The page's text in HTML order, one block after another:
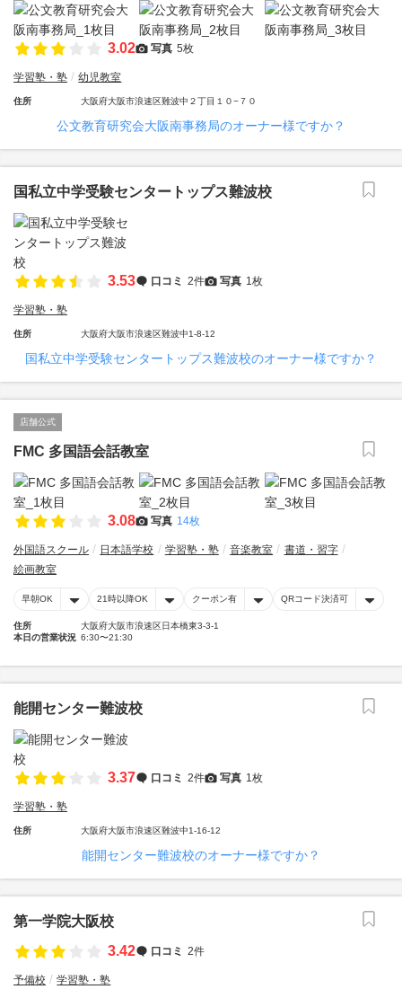
3.02 写真 5枚
学習塾・塾 幼児教室
住所 大阪府大阪市浪速区難波中２丁目１０−７０
公文教育研究会大阪南事務局のオーナー様ですか？
国私立中学受験センタートップス難波校
3.53 口コミ 2件 写真 1枚
学習塾・塾
住所 大阪府大阪市浪速区難波中1-8-12
国私立中学受験センタートップス難波校のオーナー様ですか？
店舗公式
FMC 多国語会話教室
3.08 写真 14枚
外国語スクール 日本語学校 学習塾・塾 音楽教室
書道・習字
絵画教室
早朝OK 21時以降OK クーポン有 QRコード決済可
住所
大阪府大阪市浪速区日本橋東3-3-1
本日の営業状況 6:30〜21:30
能開センター難波校
3.37 口コミ 2件 写真 1枚
学習塾・塾
住所 大阪府大阪市浪速区難波中1-16-12
能開センター難波校のオーナー様ですか？
第一学院大阪校
3.42
口コミ 2件
予備校 学習塾・塾